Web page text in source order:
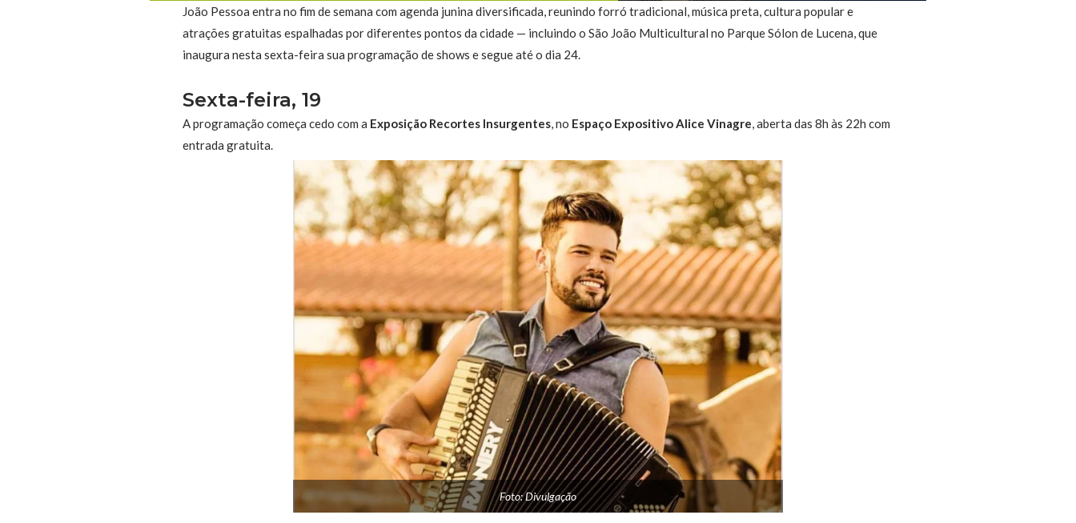
João Pessoa entra no fim de semana com agenda junina diversificada, reunindo forró tradicional, música preta, cultura popular e
atrações gratuitas espalhadas por diferentes pontos da cidade — incluindo o São João Multicultural no Parque Sólon de Lucena, que
inaugura nesta sexta-feira sua programação de shows e segue até o dia 24.
Sexta-feira, 19
A programação começa cedo com a Exposição Recortes Insurgentes, no Espaço Expositivo Alice Vinagre, aberta das 8h às 22h com
entrada gratuita.
Foto: Divulgação